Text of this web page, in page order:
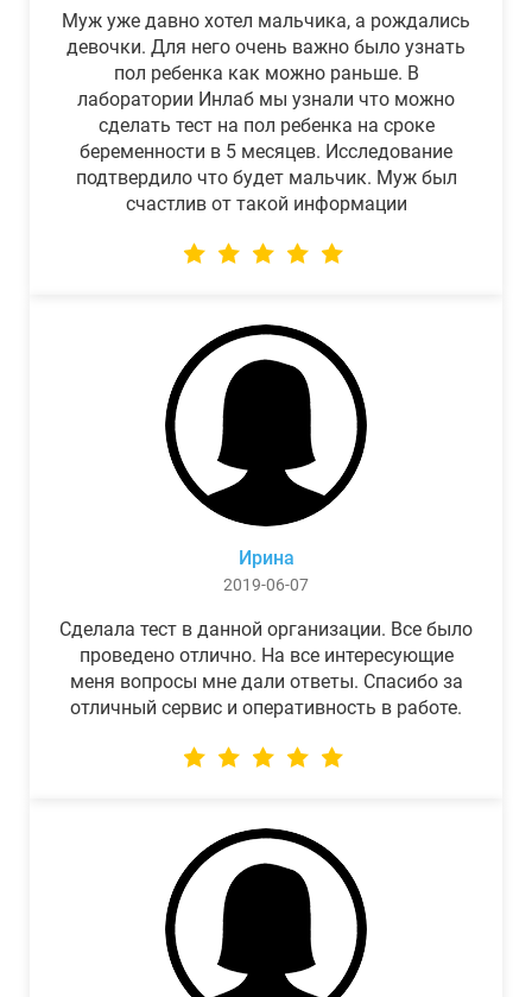
Муж уже давно хотел мальчика, а рождались
девочки. Для него очень важно было узнать
пол ребенка как можно раньше. В
лаборатории Инлаб мы узнали что можно
сделать тест на пол ребенка на сроке
беременности в 5 месяцев. Исследование
подтвердило что будет мальчик. Муж был
счастлив от такой информации
Ирина
2019-06-07
Сделала тест в данной организации. Все было
проведено отлично. На все интересующие
меня вопросы мне дали ответы. Спасибо за
отличный сервис и оперативность в работе.